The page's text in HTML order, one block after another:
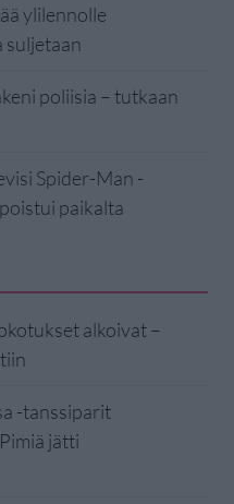
ylilennolle
suljetaan
poliisia – tutkaan
Spider-Man -
paikalta
alkoivat –
-tanssiparit
jätti